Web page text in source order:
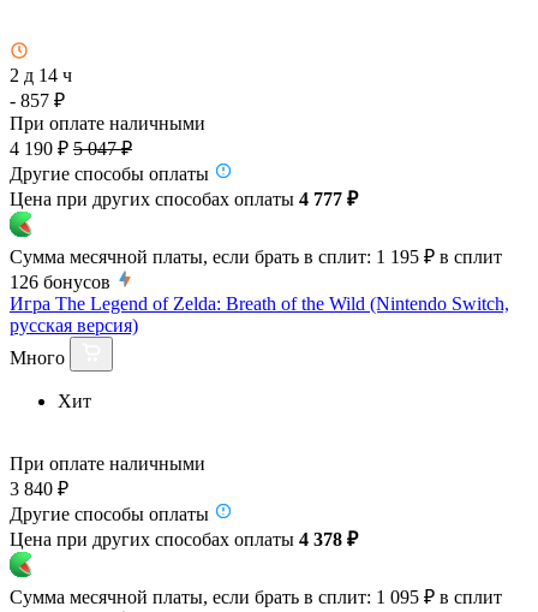
2 д 14 ч
- 857 ₽
При оплате наличными
4 190 ₽ 5 047 ₽
Другие способы оплаты
Цена при других способах оплаты 4 777 ₽
Сумма месячной платы, если брать в сплит: 1 195 ₽ в сплит
126 бонусов
Игра The Legend of Zelda: Breath of the Wild (Nintendo Switch,
русская версия)
Много
Хит
При оплате наличными
3 840 ₽
Другие способы оплаты
Цена при других способах оплаты 4 378 ₽
Сумма месячной платы, если брать в сплит: 1 095 ₽ в сплит